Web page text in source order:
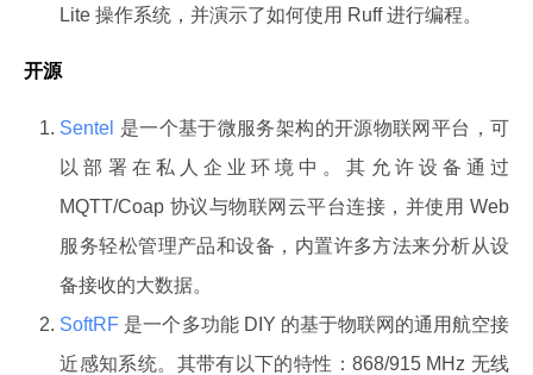
Lite 操作系统，并演示了如何使用 Ruff 进行编程。
开源
Sentel 是一个基于微服务架构的开源物联网平台，可
以部署在私人企业环境中。其允许设备通过
MQTT/Coap 协议与物联网云平台连接，并使用 Web
服务轻松管理产品和设备，内置许多方法来分析从设
备接收的大数据。
SoftRF 是一个多功能 DIY 的基于物联网的通用航空接
近感知系统。其带有以下的特性：868/915 MHz 无线